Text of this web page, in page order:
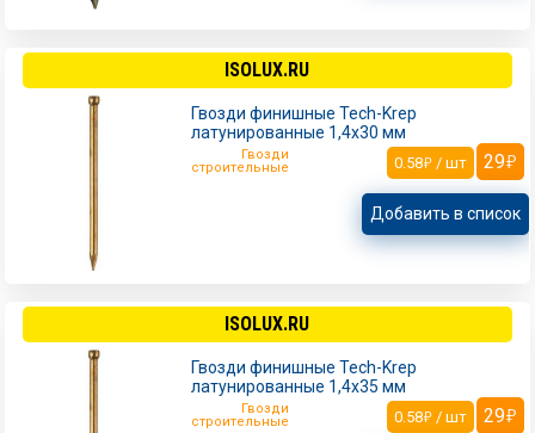
ISOLUX.RU
Гвозди финишные Tech-Krep
латунированные 1,4х30 мм
Гвозди
строительные
0.58 / шт 29
Добавить в список
ISOLUX.RU
Гвозди финишные Tech-Krep
латунированные 1,4х35 мм
Гвозди
строительные
0.58 / шт 29